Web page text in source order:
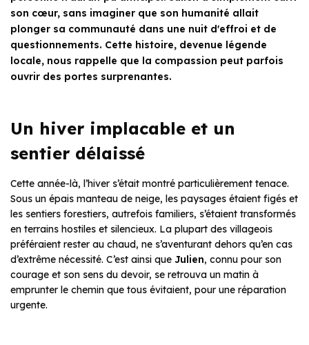
son cœur, sans imaginer que son humanité allait
plonger sa communauté dans une nuit d'effroi et de
questionnements. Cette histoire, devenue légende
locale, nous rappelle que la compassion peut parfois
ouvrir des portes surprenantes.
Un hiver implacable et un
sentier délaissé
Cette année-là, l’hiver s’était montré particulièrement tenace.
Sous un épais manteau de neige, les paysages étaient figés et
les sentiers forestiers, autrefois familiers, s’étaient transformés
en terrains hostiles et silencieux. La plupart des villageois
préféraient rester au chaud, ne s’aventurant dehors qu’en cas
d’extrême nécessité. C’est ainsi que Julien, connu pour son
courage et son sens du devoir, se retrouva un matin à
emprunter le chemin que tous évitaient, pour une réparation
urgente.